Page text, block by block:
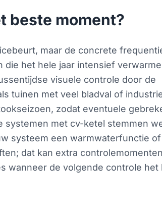
beste moment?
maar de concrete
het hele jaar intensief
visuele controle door de
tuinen met veel bladval of
zodat eventuele
systemen met cv-ketel stemmen
systeem een warmwaterfunctie of
dat kan extra controlemomenten
wanneer de volgende controle het